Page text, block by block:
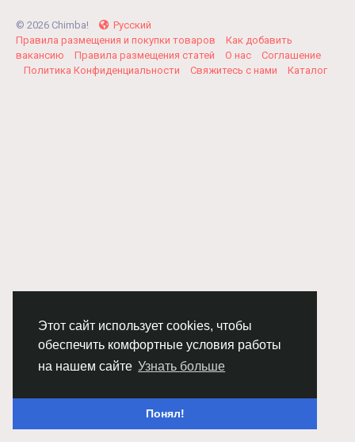
Этот сайт использует cookies, чтобы
обеспечить комфортные условия работы
на нашем сайте Узнать больше
Понял!
© 2026 Chimba!
Русский
Правила размещения и покупки товаров
Как добавить
вакансию
Правила размещения статей О нас
Соглашение
Политика Конфиденциальности
Свяжитесь с нами Каталог